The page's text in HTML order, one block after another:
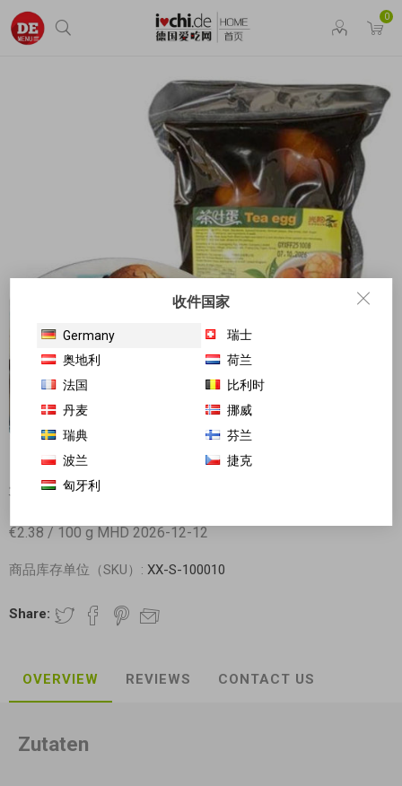
0
光阳牌 茶叶蛋 8颗 850g
€2.38 / 100 g MHD 2026-12-12
商品库存单位（SKU）: XX-S-100010
Share:
OVERVIEW REVIEWS CONTACT US
Zutaten
收件国家
Germany
瑞士
奥地利
荷兰
法国
比利时
丹麦
挪威
瑞典
芬兰
波兰
捷克
匈牙利